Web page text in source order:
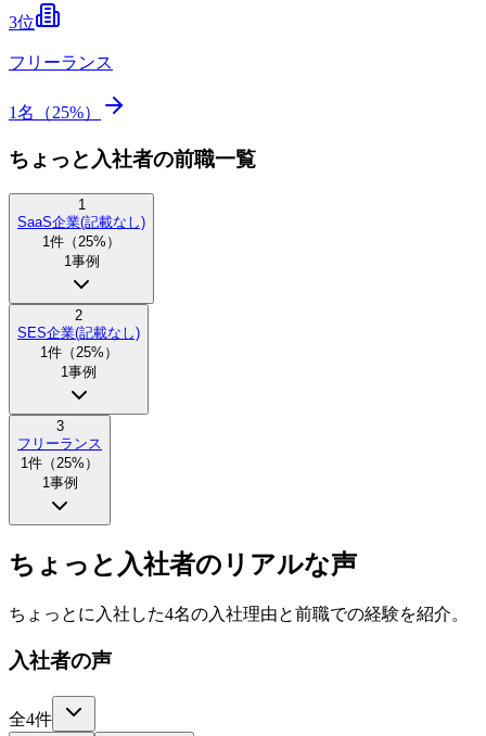
3位
フリーランス
1名（25%）
ちょっと入社者の前職一覧
1
SaaS企業(記載なし)
1件（25%）
1事例
2
SES企業(記載なし)
1件（25%）
1事例
3
フリーランス
1件（25%）
1事例
ちょっと入社者のリアルな声
ちょっとに入社した4名の入社理由と前職での経験を紹介。
入社者の声
全4件